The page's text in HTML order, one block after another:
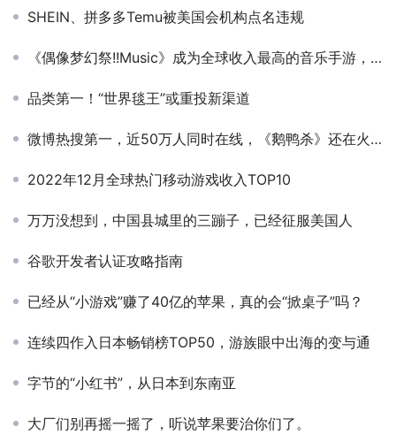
SHEIN、拼多多Temu被美国会机构点名违规
《偶像梦幻祭!!Music》成为全球收入最高的音乐手游，总收入突破3亿美元
品类第一！“世界毯王”或重投新渠道
微博热搜第一，近50万人同时在线，《鹅鸭杀》还在火！
2022年12月全球热门移动游戏收入TOP10
万万没想到，中国县城里的三蹦子，已经征服美国人
谷歌开发者认证攻略指南
已经从“小游戏”赚了40亿的苹果，真的会“掀桌子”吗？
连续四作入日本畅销榜TOP50，游族眼中出海的变与通
字节的“小红书”，从日本到东南亚
大厂们别再摇一摇了，听说苹果要治你们了。